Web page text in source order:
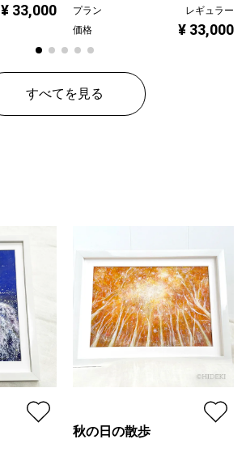
¥ 33,000
プラン
レギュラー
価格
¥ 33,000
すべてを見る
秋の日の散歩